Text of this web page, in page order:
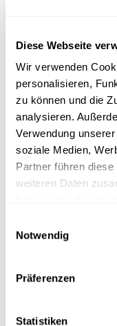
Diese Webseite
Wir verwenden
personalisieren,
zu können und die
analysieren.
Verwendung
soziale Medien,
Partner führen
weiteren Daten
Notwendig
Präferenzen
Statistiken
Netzwerken
sehen,
Folge
und